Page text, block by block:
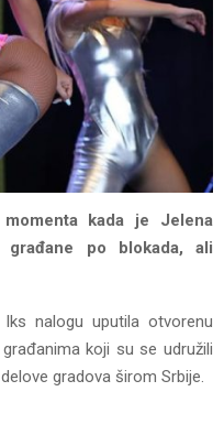
kada je Jelena
po blokada, ali
nalogu uputila otvorenu
koji su se udružili
gradova širom Srbije.